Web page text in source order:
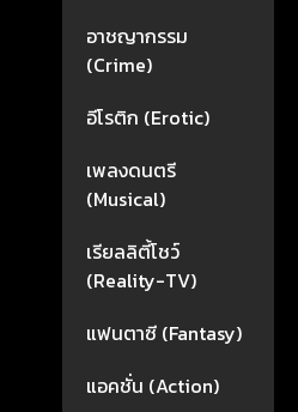
อาชญากรรม
(Crime)
อีโรติก (Erotic)
เพลงดนตรี
(Musical)
เรียลลิตี้โชว์
(Reality-TV)
แฟนตาซี (Fantasy)
แอคชั่น (Action)